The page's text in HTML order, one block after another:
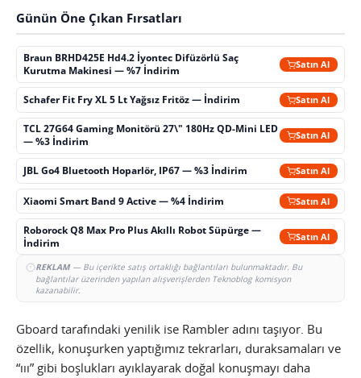
Günün Öne Çıkan Fırsatları
Braun BRHD425E Hd4.2 İyontec Difüzörlü Saç
Kurutma Makinesi — %7 İndirim
Satın Al
Schafer Fit Fry XL 5 Lt Yağsız Fritöz — İndirim Satın Al
TCL 27G64 Gaming Monitörü 27\" 180Hz QD-Mini LED
— %3 İndirim
Satın Al
JBL Go4 Bluetooth Hoparlör, IP67 — %3 İndirim Satın Al
Xiaomi Smart Band 9 Active — %4 İndirim Satın Al
Roborock Q8 Max Pro Plus Akıllı Robot Süpürge —
İndirim
Satın Al
REKLAM— Bu içerikte satış ortaklığı bağlantıları bulunmaktadır. Bu
bağlantılar üzerinden yapılan alışverişlerden Teknoblog komisyon
kazanabilir.
Gboard tarafındaki yenilik ise Rambler adını taşıyor. Bu
özellik, konuşurken yaptığımız tekrarları, duraksamaları ve
“ııı” gibi boşlukları ayıklayarak doğal konuşmayı daha